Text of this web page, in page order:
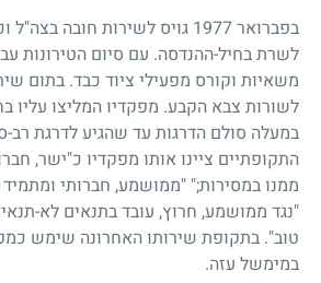
בפברואר1977 גויס לשירות חובה בצה"ל
לשרת בחיל-ההנדסה. עם סיום הטירונות
משאיות וקורס מפעילי ציוד כבד. בתום
לשורות צבא הקבע. מפקדיו המליצו עליו
במעלה סולם הדרגות עד שהגיע לדרגת רב-
התקופתיים ציינו אותו מפקדיו כ"ישר,
ממנו במסירות;" "ממושמע, חברותי ומתמיד
"נגד ממושמע, חרוץ, עובד בתנאים לא-
טוב". בתקופת שירותו האחרונה שימש
במימשל עזה.